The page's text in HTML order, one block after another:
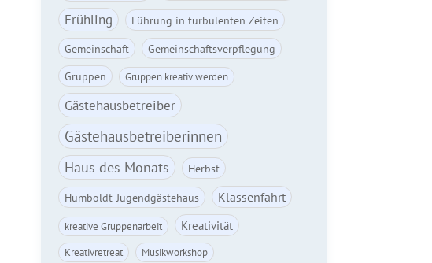
Frühling
Führung in turbulenten Zeiten
Gemeinschaft
Gemeinschaftsverpflegung
Gruppen
Gruppen kreativ werden
Gästehausbetreiber
Gästehausbetreiberinnen
Haus des Monats
Herbst
Humboldt-Jugendgästehaus
Klassenfahrt
kreative Gruppenarbeit Kreativität
Kreativretreat Musikworkshop